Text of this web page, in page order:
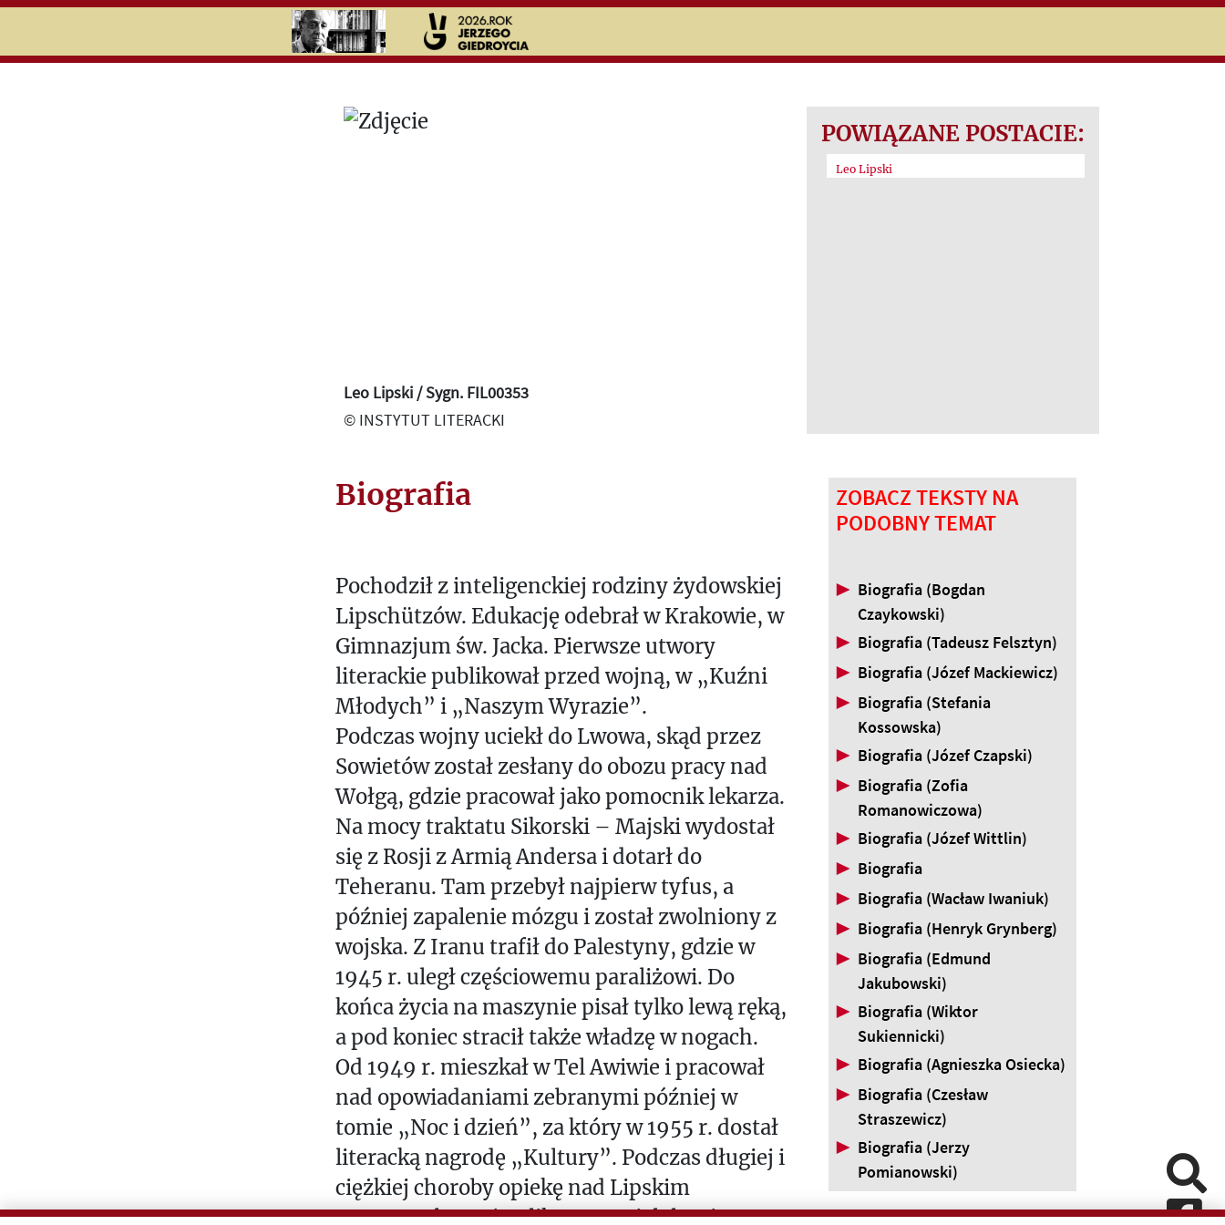
Leo Lipski / Sygn. FIL00353
© INSTYTUT LITERACKI
POWIĄZANE POSTACIE:
Leo Lipski
Biografia
Pochodził z inteligenckiej rodziny żydowskiej
Lipschützów. Edukację odebrał w Krakowie, w
Gimnazjum św. Jacka. Pierwsze utwory
literackie publikował przed wojną, w „Kuźni
Młodych” i „Naszym Wyrazie”.
Podczas wojny uciekł do Lwowa, skąd przez
Sowietów został zesłany do obozu pracy nad
Wołgą, gdzie pracował jako pomocnik lekarza.
Na mocy traktatu Sikorski – Majski wydostał
się z Rosji z Armią Andersa i dotarł do
Teheranu. Tam przebył najpierw tyfus, a
później zapalenie mózgu i został zwolniony z
wojska. Z Iranu trafił do Palestyny, gdzie w
1945 r. uległ częściowemu paraliżowi. Do
końca życia na maszynie pisał tylko lewą ręką,
a pod koniec stracił także władzę w nogach.
Od 1949 r. mieszkał w Tel Awiwie i pracował
nad opowiadaniami zebranymi później w
tomie „Noc i dzień”, za który w 1955 r. dostał
literacką nagrodę „Kultury”. Podczas długiej i
ciężkiej choroby opiekę nad Lipskim
sprawowała Łucja Gliksman, wieloletnia
ZOBACZ TEKSTY NA
PODOBNY TEMAT
▶ Biografia (Bogdan
Czaykowski)
▶ Biografia (Tadeusz Felsztyn)
▶ Biografia (Józef Mackiewicz)
▶ Biografia (Stefania
Kossowska)
▶ Biografia (Józef Czapski)
▶ Biografia (Zofia
Romanowiczowa)
▶ Biografia (Józef Wittlin)
▶ Biografia
▶ Biografia (Wacław Iwaniuk)
▶ Biografia (Henryk Grynberg)
▶ Biografia (Edmund
Jakubowski)
▶ Biografia (Wiktor
Sukiennicki)
▶ Biografia (Agnieszka Osiecka)
▶ Biografia (Czesław
Straszewicz)
▶ Biografia (Jerzy
Pomianowski)